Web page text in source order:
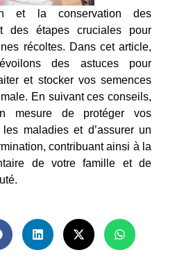
et la conservation des
des étapes cruciales pour
récoltes. Dans cet article,
des astuces pour
et stocker vos semences
En suivant ces conseils,
mesure de protéger vos
maladies et d’assurer un
contribuant ainsi à la
de votre famille et de